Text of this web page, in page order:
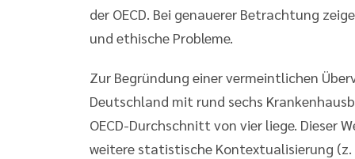
der OECD. Bei genauerer Betrachtung
und ethische Probleme.
Zur Begründung einer vermeintlichen
Deutschland mit rund sechs
OECD-Durchschnitt von vier liege. Dieser
weitere statistische Kontextualisierung